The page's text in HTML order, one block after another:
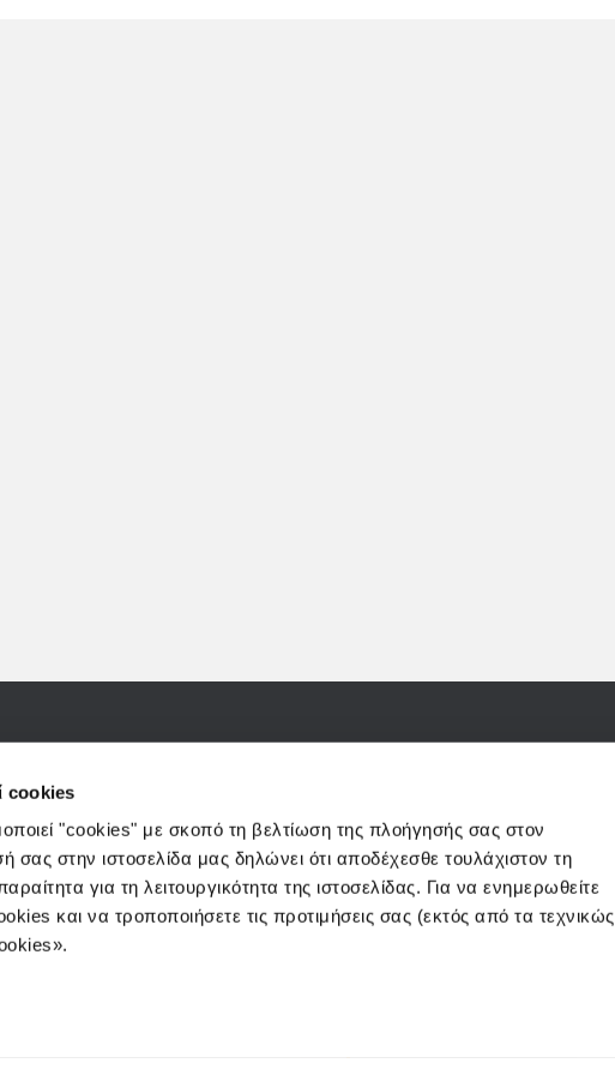
cookies
"cookies" με σκοπό τη βελτίωση της πλοήγησής σας στον
σας στην ιστοσελίδα μας δηλώνει ότι αποδέχεσθε τουλάχιστον τη
για τη λειτουργικότητα της ιστοσελίδας. Για να ενημερωθείτε
και να τροποποιήσετε τις προτιμήσεις σας (εκτός από τα τεχνικώς
Η ΕΤΑΙΡΕΙΑ